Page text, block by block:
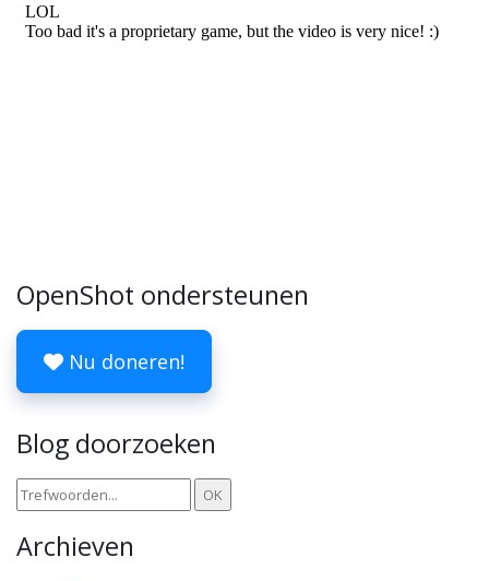
OpenShot ondersteunen
Nu doneren!
Blog doorzoeken
Archieven